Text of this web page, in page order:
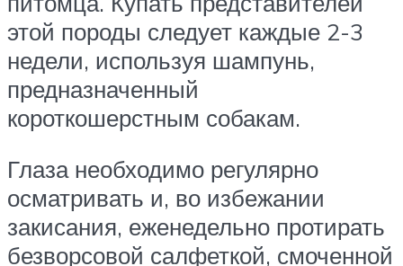
этой породы следует каждые 2-3
недели, используя шампунь,
предназначенный
короткошерстным собакам.
Глаза необходимо регулярно
осматривать и, во избежании
закисания, еженедельно протирать
безворсовой салфеткой, смоченной